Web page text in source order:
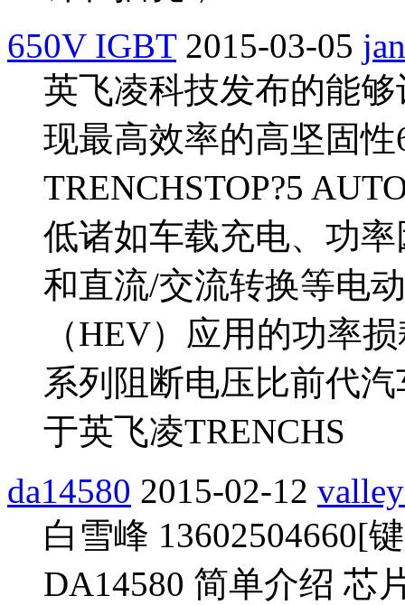
650V IGBT 2015-03-05
英飞凌科技发布的能
现最高效率的高坚固
TRENCHSTOP?5
低诸如车载充电、功
和直流/交流转换等电
（HEV）应用的功率
系列阻断电压比前代
于英飞凌TRENCHS
da14580 2015-02-12
白雪峰 13602504660[
DA14580 简单介绍 芯